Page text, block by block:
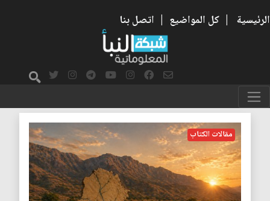
الرئيسية | كل المواضيع | اتصل بنا
الكرد الفيليين
مقالات الكتاب